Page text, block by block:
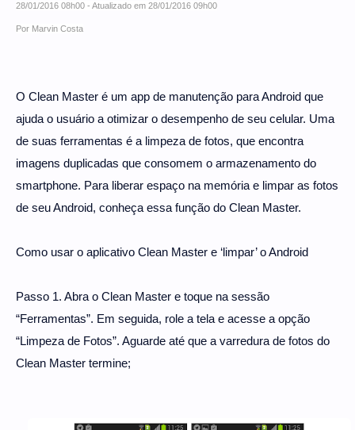
28/01/2016 08h00 - Atualizado em 28/01/2016 09h00
Por Marvin Costa
O Clean Master é um app de manutenção para Android que
ajuda o usuário a otimizar o desempenho de seu celular. Uma
de suas ferramentas é a limpeza de fotos, que encontra
imagens duplicadas que consomem o armazenamento do
smartphone. Para liberar espaço na memória e limpar as fotos
de seu Android, conheça essa função do Clean Master.
Como usar o aplicativo Clean Master e ‘limpar’ o Android
Passo 1. Abra o Clean Master e toque na sessão
“Ferramentas”. Em seguida, role a tela e acesse a opção
“Limpeza de Fotos”. Aguarde até que a varredura de fotos do
Clean Master termine;